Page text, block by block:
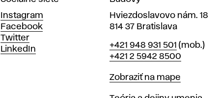
Instagram
Facebook
Twitter
LinkedIn
Hviezdoslavovo nám. 18
814 37 Bratislava
Telefón
+421 948 931 501 (mob.)
+421 2 5942 8500
Mapa
Zobraziť na mape